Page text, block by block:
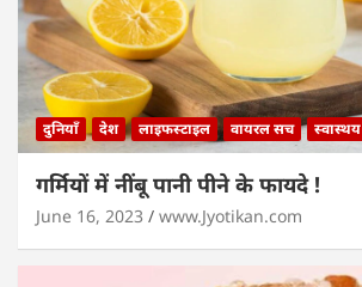
दुनियाँ देश लाइफस्टाइल वायरल सच स्वास्थय
गर्मियों में नींबू पानी पीने के फायदे !
June 16, 2023 www.Jyotikan.com